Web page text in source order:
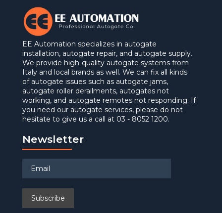
EE Automation specializes in autogate
installation, autogate repair, and autogate supply.
We provide high-quality autogate systems from
Italy and local brands as well. We can fix all kinds
of autogate issues such as autogate jams,
autogate roller derailments, autogates not
working, and autogate remotes not responding. If
you need our autogate services, please do not
hesitate to give us a call at 03 - 8052 1200.
Newsletter